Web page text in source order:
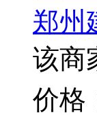
郑州
该商
价格